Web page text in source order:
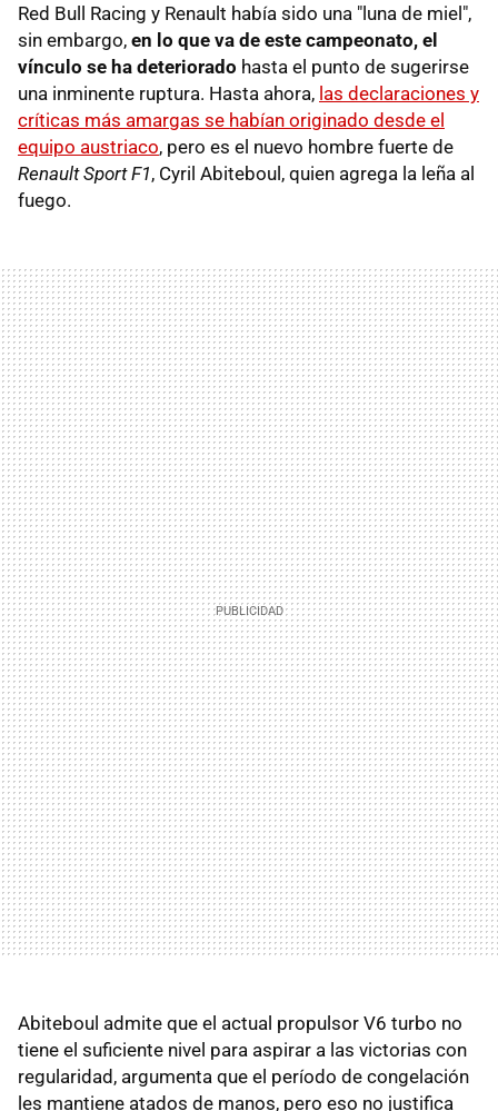
Red Bull Racing y Renault había sido una "luna de miel",
sin embargo, en lo que va de este campeonato, el
vínculo se ha deteriorado hasta el punto de sugerirse
una inminente ruptura. Hasta ahora, las declaraciones y
críticas más amargas se habían originado desde el
equipo austriaco, pero es el nuevo hombre fuerte de
Renault Sport F1, Cyril Abiteboul, quien agrega la leña al
fuego.
Abiteboul admite que el actual propulsor V6 turbo no
tiene el suficiente nivel para aspirar a las victorias con
regularidad, argumenta que el período de congelación
les mantiene atados de manos, pero eso no justifica